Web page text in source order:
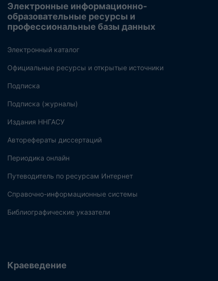
Электронные информационно-
образовательные ресурсы и
профессиональные базы данных
Электронный каталог
Официальные ресурсы и открытые источники
Подписка
Подписка (журналы)
Издания ННГАСУ
Авторефераты диссертаций
Периодика онлайн
Путеводитель по ресурсам Интернет
Справочно-информационные системы
Библиографические указатели
Краеведение